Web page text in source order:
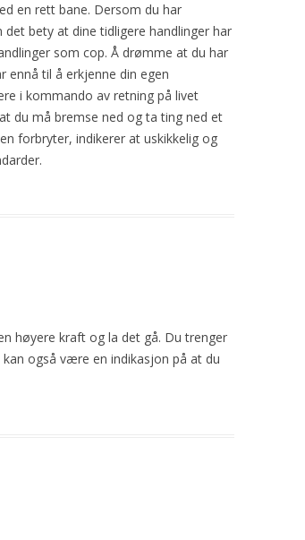
en rett bane. Dersom du har
bety at dine tidligere handlinger har
som cop. Å drømme at du har
ennå til å erkjenne din egen
i kommando av retning på livet
du må bremse ned og ta ting ned et
forbryter, indikerer at uskikkelig og
høyere kraft og la det gå. Du trenger
også være en indikasjon på at du